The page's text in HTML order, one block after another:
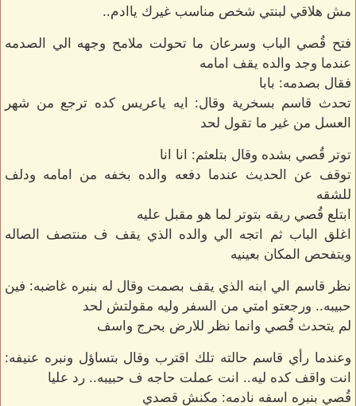
مش هلاقي لبنتي شخص مناسب غيرك ياادم..
فتح قُصي الباب وسرعان ما تحولت ملامح وجهه الي الصدمه
عندما وجد والده يقف امامه
فقال بصدمه: بابا
تحدث قاسم بسخرية وقال: ايه ياعريس كده ترجع من شهر
العسل من غير ما تقول لحد
توتر قُصي بشده وقال بتلعثم: انا انا
توقف عن الحديث عندما دفعه والده بخفه من امامه ودلف
للشقه
ابتلع قُصي ريقه بتوتر لما هو مقبل عليه
اغلق الباب ثم اتجه الي والده الذي يقف ف منتصف الصاله
ويتفحص المكان بعينيه
نظر قاسم الي ابنه الذي يقف بصمت وقال له بنبره غاضبه: فين
حبيبه.. ورجعتو امتي من السفر وليه مقولتش لحد
لم يتحدث قُصي وانما نظر للارض بحرج واسف
وعندما رأي قاسم حالته تلك اقترب وقال بتساؤل ونبره عنيفه:
انت واقف كده ليه.. انت عملت حاجه ف حبيبه.. رد عليا
قُصي بنبره اسفه نادمه: مكنش قصدي